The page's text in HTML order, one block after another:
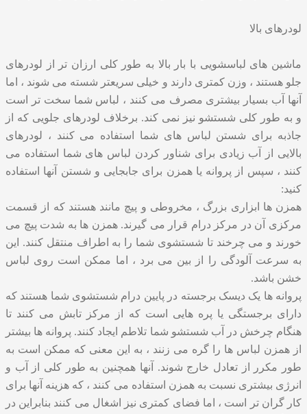
لودرهای بالا
ماشین های لباسشویی با بار بالا به طور کلی ارزان تر از لودرهای
جلو هستند ، وزن کمتری دارند و خیلی سریعتر شسته می شوند ، اما
آنها آب بسیار بیشتری مصرف می کنند ، لباس شما سخت تر است
و به طور کلی شستشو نیز نمی کند. برخلاف لودرهای جلویی که از
جاذبه برای شستن لباس های شما استفاده می کنند ، لودرهای
بالایی از آب زیادی برای شناور کردن لباس های شما استفاده می
کنند ، سپس از پروانه یا همزن برای جابجایی و شستن آنها استفاده
کنید:
همزن ها ابزاری بزرگ ، مخروطی و پیچ مانند هستند که از قسمت
مرکزی آن در مرکز درام قرار می گیرند. همزن ها به شدت پیچ می
خورند و می چرخند تا شستشوی شما را به اطراف منتقل کنند. این
به سرعت آلودگی را از بین می برد ، اما ممکن است روی لباس
خشن باشد.
پروانه ها یک دیسک برجسته در پایین درام شستشوی شما هستند که
دارای برجستگی یا پره هایی است که از مرکز تابش می کنند تا
هنگام چرخش در آب شستشو شما تلاطم ایجاد کنند. پروانه ها بیشتر
از همزن لباس ها را گره می زنند ، به این معنی که ممکن است به
طور مکرر از تعادل خارج شوند. آنها همچنین به طور کلی از آب و
انرژی بیشتری نسبت به همزن استفاده می کنند ، که هزینه آنها برای
کار گران تر است ، اما فضای کمتری نیز اشغال می کنند بنابراین در